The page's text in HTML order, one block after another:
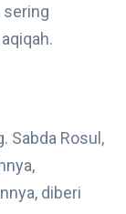
sering
Sabda Rosul,
diberi